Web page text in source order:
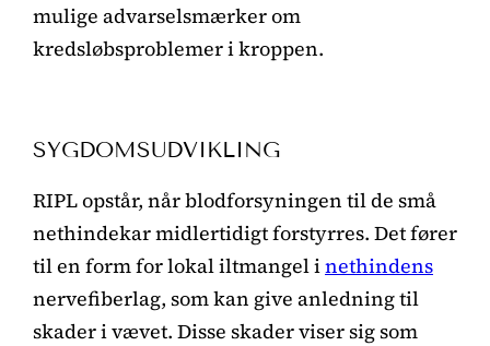
mulige advarselsmærker om
kredsløbsproblemer i kroppen.
SYGDOMSUDVIKLING
RIPL opstår, når blodforsyningen til de små
nethindekar midlertidigt forstyrres. Det fører
til en form for lokal iltmangel inethindens
nervefiberlag, som kan give anledning til
skader i vævet. Disse skader viser sig som